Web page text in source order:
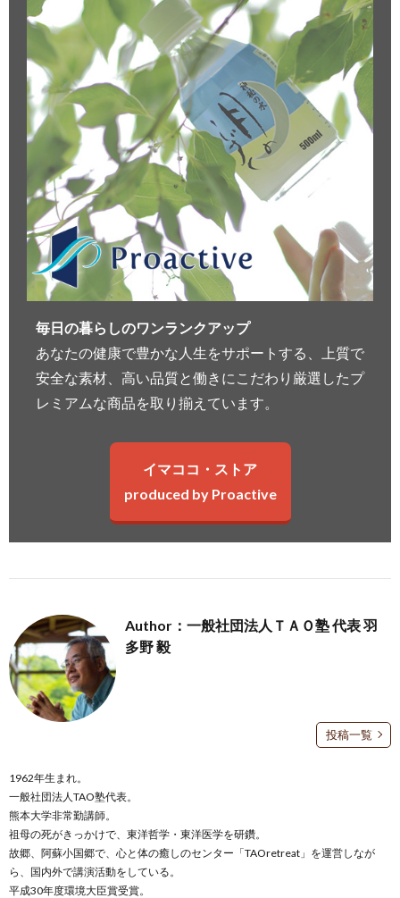
毎日の暮らしのワンランクアップ
あなたの健康で豊かな人生をサポートする、上質で
安全な素材、高い品質と働きにこだわり厳選したプ
レミアムな商品を取り揃えています。
イマココ・ストア
produced by Proactive
Author：一般社団法人ＴＡＯ塾 代表 羽
多野 毅
投稿一覧
1962年生まれ。
一般社団法人TAO塾代表。
熊本大学非常勤講師。
祖母の死がきっかけで、東洋哲学・東洋医学を研鑽。
故郷、阿蘇小国郷で、心と体の癒しのセンター「TAOretreat」を運営しなが
ら、国内外で講演活動をしている。
平成30年度環境大臣賞受賞。